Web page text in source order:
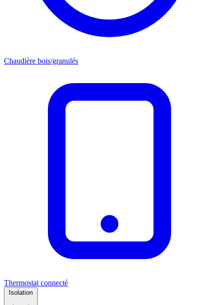
Chaudière bois/granulés
Thermostat connecté